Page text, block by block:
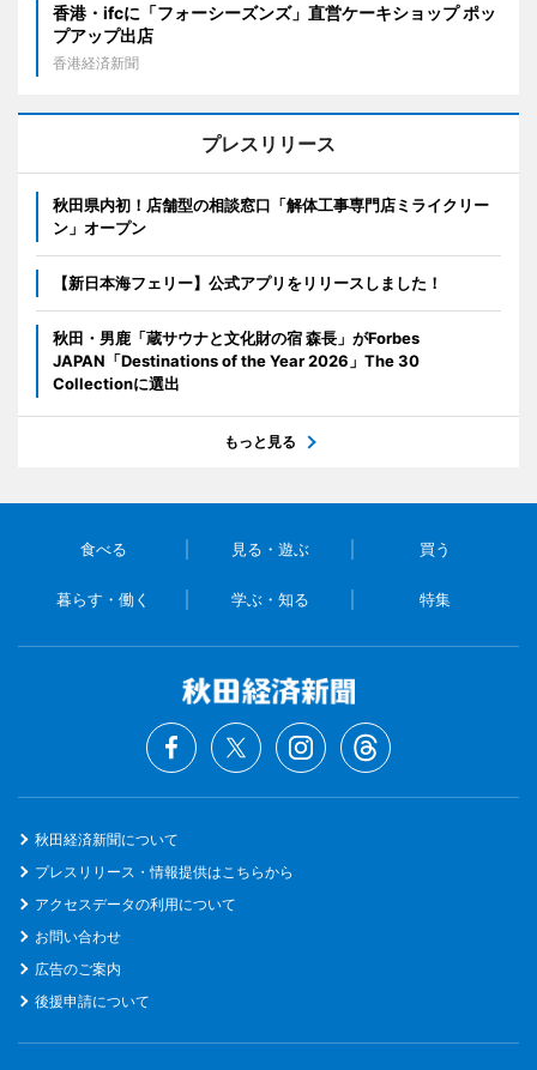
香港・ifcに「フォーシーズンズ」直営ケーキショップ ポッ
プアップ出店
香港経済新聞
プレスリリース
秋田県内初！店舗型の相談窓口「解体工事専門店ミライクリー
ン」オープン
【新日本海フェリー】公式アプリをリリースしました！
秋田・男鹿「蔵サウナと文化財の宿 森長」がForbes
JAPAN「Destinations of the Year 2026」The 30
Collectionに選出
もっと見る
食べる 見る・遊ぶ 買う
暮らす・働く 学ぶ・知る 特集
秋田経済新聞について
プレスリリース・情報提供はこちらから
アクセスデータの利用について
お問い合わせ
広告のご案内
後援申請について